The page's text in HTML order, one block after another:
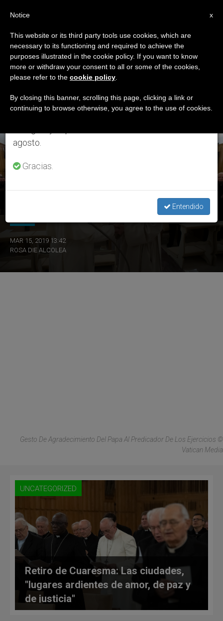
ETIQUETA
Posts Tagged
‘ejercicios’
ÚLTIMAS NOTICIAS
hacerles entrar "como hizo el Verbo, en lo humano"
MAR 15, 2019 13:42
ROSA DIE ALCOLEA
Gesto De Agradecimiento Del Papa Al Predicador De Los Ejercicios ©
Vatican Media
UNCATEGORIZED
Retiro de Cuaresma: Las ciudades,
"lugares ardientes de amor, de paz y
de justicia"
×
Aviso importante
Del 27 de julio al 7 de agosto haremos la pausa
anual, aprovechando que en el periodo de verano
se generan menos informaciones y también el
agosto.
Gracias.
Entendido
x
Notice
This website or its third party tools use cookies, which are
necessary to its functioning and required to achieve the
purposes illustrated in the cookie policy. If you want to know
more or withdraw your consent to all or some of the cookies,
please refer to the cookie policy
By closing this banner, scrolling this page, clicking a link or
continuing to browse otherwise, you agree to the use of cookies.